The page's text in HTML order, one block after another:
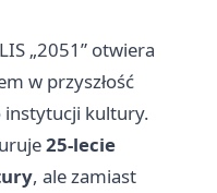
„2051” otwiera
w przyszłość
instytucji kultury.
25-lecie
, ale zamiast